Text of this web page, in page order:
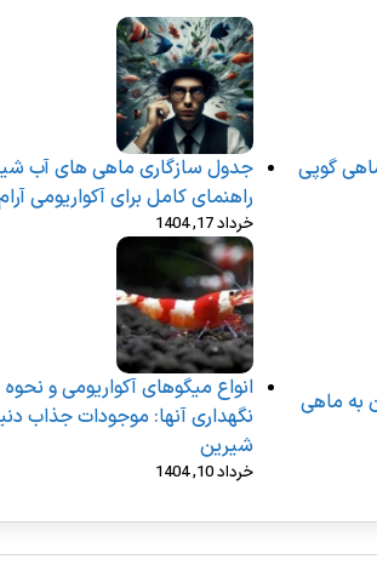
گوپی
جدول سازگاری ماهی های آب
راهنمای کامل برای آکواریومی
خرداد 17, 1404
به ماهی
انواع میگوهای آکواریومی و نحوه
نگهداری آنها: موجودات جذاب
شیرین
خرداد 10, 1404